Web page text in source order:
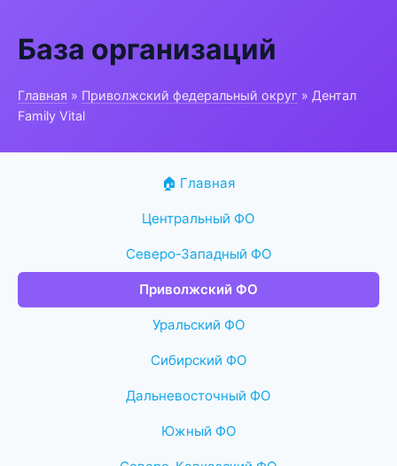
База организаций
Главная » Приволжский федеральный округ » Дентал
Family Vital
🏠 Главная
Центральный ФО
Северо-Западный ФО
Приволжский ФО
Уральский ФО
Сибирский ФО
Дальневосточный ФО
Южный ФО